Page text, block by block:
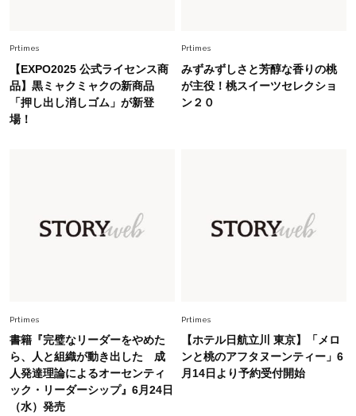
Fashion 2026.7.16
白黒でもこんなに華やぐ！40代、夏の「甘めト
Fashion 2026.8.5
オシャレ40代の【ワンピ＆オールインワン】最
旬着こなし3選。地味見え回避のコツは「バッグ
選び」！
Prtimes
【EXPO2025 公式ライセンス商
品】黒ミャクミャクの新商品
「押し出し消しゴム」が新登
場！
Prtimes
みずみずしさと芳醇な香りの桃
が主役！桃スイーツセレクショ
ン２０
Prtimes
書籍『完璧なリーダーをやめた
ら、人と組織が動き出した 成
人発達理論によるオーセンティ
ック・リーダーシップ』6月24日
（水）発売
Prtimes
【ホテル日航立川 東京】「メロ
ンと桃のアフタヌーンティー」6
月14日より予約受付開始